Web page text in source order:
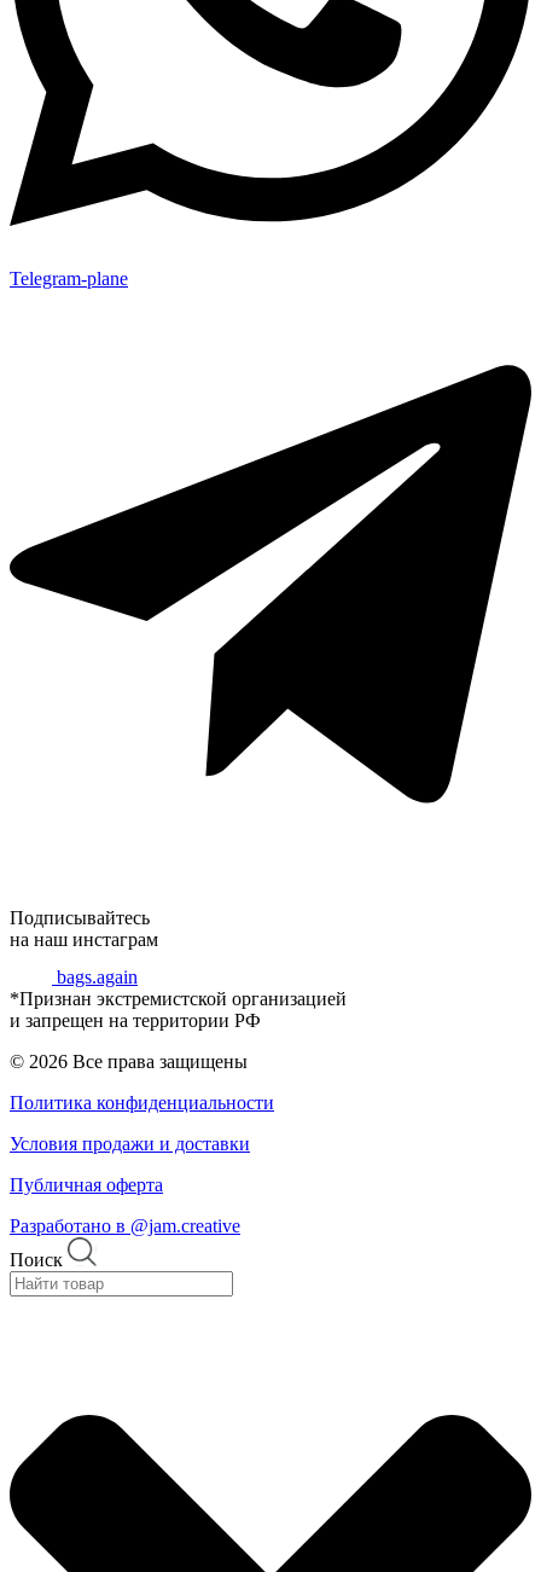
Telegram-plane
Подписывайтесь
на наш инстаграм
bags.again
*Признан экстремистской организацией
и запрещен на территории РФ
© 2026 Все права защищены
Политика конфиденциальности
Условия продажи и доставки
Публичная оферта
Разработано в @jam.creative
Поиск